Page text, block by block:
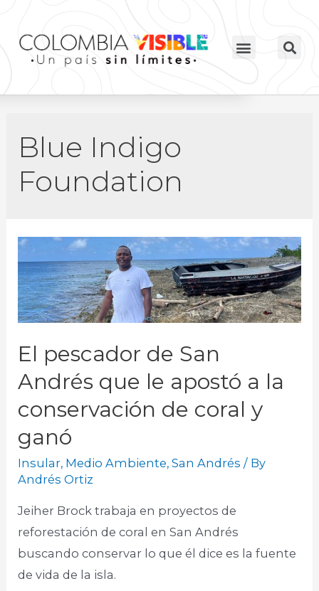
Blue Indigo
Foundation
El pescador de San
Andrés que le apostó a la
conservación de coral y
ganó
Insular, Medio Ambiente,San Andrés / By
Andrés Ortiz
Jeiher Brock trabaja en proyectos de
reforestación de coral en San Andrés
buscando conservar lo que él dice es la fuente
de vida de la isla.